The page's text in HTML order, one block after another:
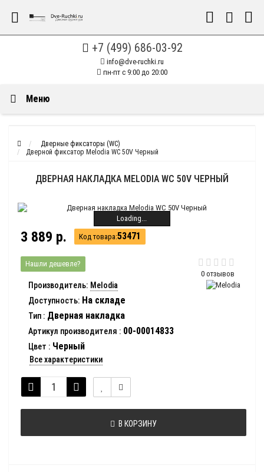
+7 (499) 686-03-92
info@dve-ruchki.ru
пн-пт с 9:00 до 20:00
Меню
Дверные фиксаторы (WC)
Дверной фиксатор Melodia WC 50V Черный
ДВЕРНАЯ НАКЛАДКА MELODIA WC 50V ЧЕРНЫЙ
Loading...
0 отзывов
3 889 р. Код товара:53471
Нашли дешевле?
Производитель: Melodia
Доступность: На складе
Тип : Дверная накладка
Артикул производителя : 00-00014833
Цвет : Черный
Все характеристики
В КОРЗИНУ